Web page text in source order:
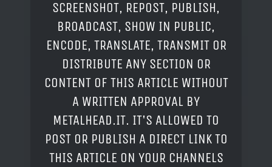
SCREENSHOT, REPOST, PUBLISH,
BROADCAST, SHOW IN PUBLIC,
ENCODE, TRANSLATE, TRANSMIT OR
DISTRIBUTE ANY SECTION OR
CONTENT OF THIS ARTICLE WITHOUT
A WRITTEN APPROVAL BY
METALHEAD.IT. IT'S ALLOWED TO
POST OR PUBLISH A DIRECT LINK TO
THIS ARTICLE ON YOUR CHANNELS